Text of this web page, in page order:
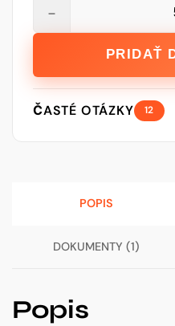
TermoZ
II
Ecotwist
−
PRIDAŤ
ČASTÉ OTÁZKY 12
POPIS
DOKUMENTY (1)
Popis